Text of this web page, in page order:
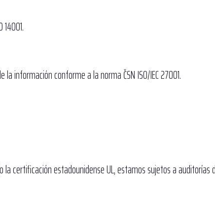
información conforme a la norma ČSN ISO/IEC 27001.
certificación estadounidense UL, estamos sujetos a auditorías